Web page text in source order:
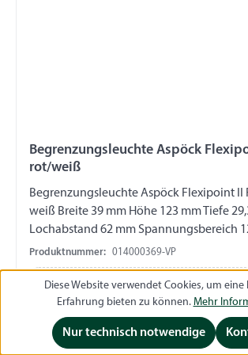
Begrenzungsleuchte Aspöck
rot/weiß
Begrenzungsleuchte Aspöck Flexipoint II
weiß Breite 39 mm Höhe 123 mm Tiefe
Lochabstand 62 mm Spannungsbereich
Tülle verpackt auf Skinkarton
Produktnummer: 014000369-VP
Preise sichtbar nach Anmeldung
Jetzt registrieren
Diese Website verwendet Cookies, um
Erfahrung bieten zu können. Mehr
Nur technisch notwendige